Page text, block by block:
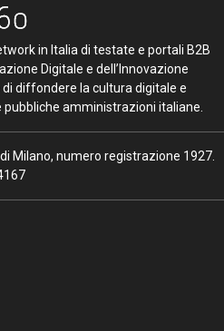
in Italia di testate e portali B2B
Digitale e dell’Innovazione
diffondere la cultura digitale e
amministrazioni italiane.
Milano, numero registrazione 1927.